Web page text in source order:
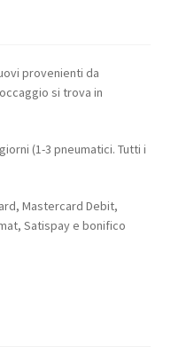
provenienti da
si trova in
(1-3 pneumatici. Tutti i
Mastercard Debit,
Satispay e bonifico